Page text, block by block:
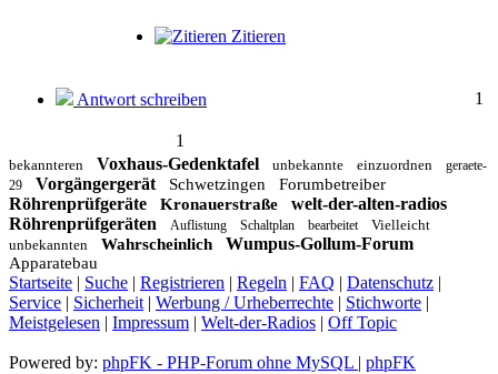
Zitieren
Antwort schreiben 1
1
bekannteren Voxhaus-Gedenktafel unbekannte einzuordnen
geraete-
29
Vorgängergerät Schwetzingen Forumbetreiber
Röhrenprüfgeräte Kronauerstraße
welt-der-alten-radios
Röhrenprüfgeräten
Auflistung Schaltplan bearbeitet
Vielleicht
unbekannten
Wahrscheinlich Wumpus-Gollum-Forum
Apparatebau
Startseite | Suche | Registrieren | Regeln | FAQ | Datenschutz |
Service | Sicherheit | Werbung / Urheberrechte | Stichworte |
Meistgelesen | Impressum | Welt-der-Radios | Off Topic
Powered by: phpFK - PHP-Forum ohne MySQL | phpFK